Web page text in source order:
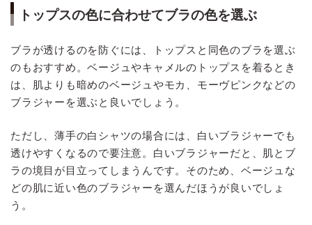
トップスの色に合わせてブラの色を選ぶ
ブラが透けるのを防ぐには、トップスと同色のブラを選ぶ
のもおすすめ。ベージュやキャメルのトップスを着るとき
は、肌よりも暗めのベージュやモカ、モーヴピンクなどの
ブラジャーを選ぶと良いでしょう。
ただし、薄手の白シャツの場合には、白いブラジャーでも
透けやすくなるので要注意。白いブラジャーだと、肌とブ
ラの境目が目立ってしまうんです。そのため、ベージュな
どの肌に近い色のブラジャーを選んだほうが良いでしょ
う。